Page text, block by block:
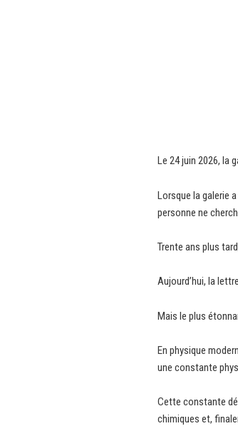
Le 24 juin 2026, la
Lorsque la galerie
personne ne
Trente ans plus
Aujourd’hui, la
Mais le plus
En physique
une constante
Cette constante
chimiques et,